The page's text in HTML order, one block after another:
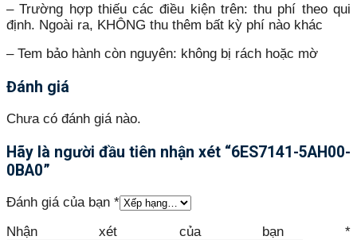
– Trường hợp thiếu các điều kiện trên: thu phí theo qui
định. Ngoài ra, KHÔNG thu thêm bất kỳ phí nào khác
– Tem bảo hành còn nguyên: không bị rách hoặc mờ
Đánh giá
Chưa có đánh giá nào.
Hãy là người đầu tiên nhận xét “6ES7141-5AH00-
0BA0”
Đánh giá của bạn *
Nhận xét của bạn *